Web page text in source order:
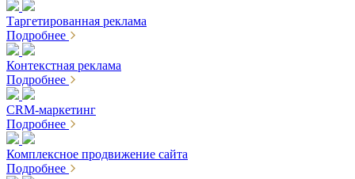
Таргетированная реклама
Подробнее
Контекстная реклама
Подробнее
CRM-маркетинг
Подробнее
Комплексное продвижение сайта
Подробнее